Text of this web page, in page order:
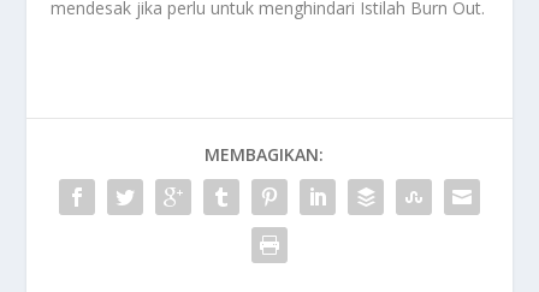
mendesak jika perlu untuk menghindari Istilah Burn Out.
MEMBAGIKAN: